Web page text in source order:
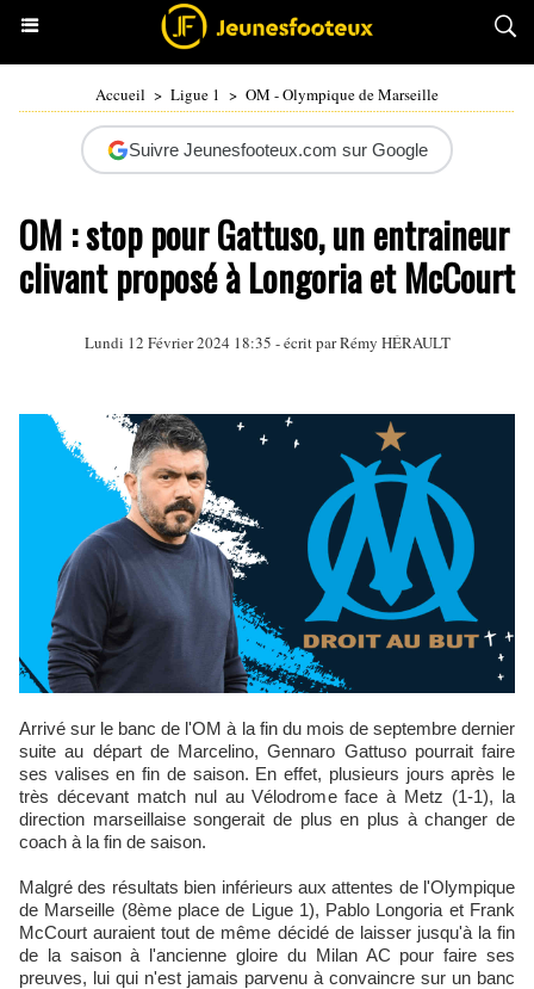
Accueil > Ligue 1 > OM - Olympique de Marseille
Suivre Jeunesfooteux.com sur Google
OM : stop pour Gattuso, un entraineur
clivant proposé à Longoria et McCourt
Lundi 12 Février 2024 18:35 - écrit parRémy HÉRAULT
Arrivé sur le banc de l'OM à la fin du mois de septembre dernier
suite au départ de Marcelino, Gennaro Gattuso pourrait faire
ses valises en fin de saison. En effet, plusieurs jours après le
très décevant match nul au Vélodrome face à Metz (1-1), la
direction marseillaise songerait de plus en plus à changer de
coach à la fin de saison.
Malgré des résultats bien inférieurs aux attentes de l'Olympique
de Marseille (8ème place de Ligue 1), Pablo Longoria et Frank
McCourt auraient tout de même décidé de laisser jusqu'à la fin
de la saison à l'ancienne gloire du Milan AC pour faire ses
preuves, lui qui n'est jamais parvenu à convaincre sur un banc